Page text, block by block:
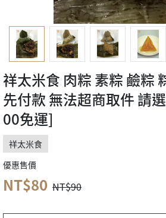
祥太米食 肉粽 素粽 鹼粽
先付款 無法超商取件 請
00免運]
祥太米食
優惠售價
NT$80 NT$90